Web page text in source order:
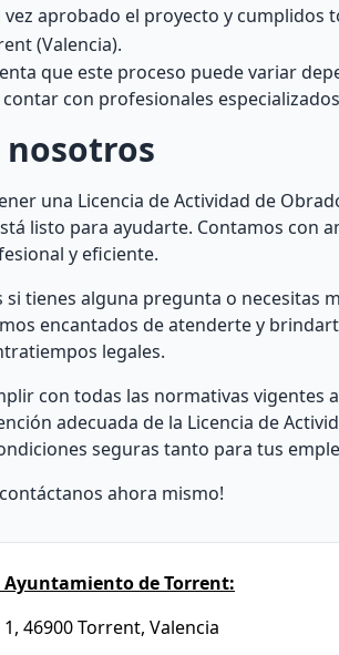
vez aprobado el proyecto y
(Valencia).
que este proceso puede variar
con profesionales
una Licencia de Actividad de
listo para ayudarte. Contamos con
y eficiente.
tienes alguna pregunta o necesitas
encantados de atenderte y
legales.
con todas las normativas vigentes
adecuada de la Licencia de
seguras tanto para tus
ahora mismo!
de Torrent:
46900 Torrent, Valencia